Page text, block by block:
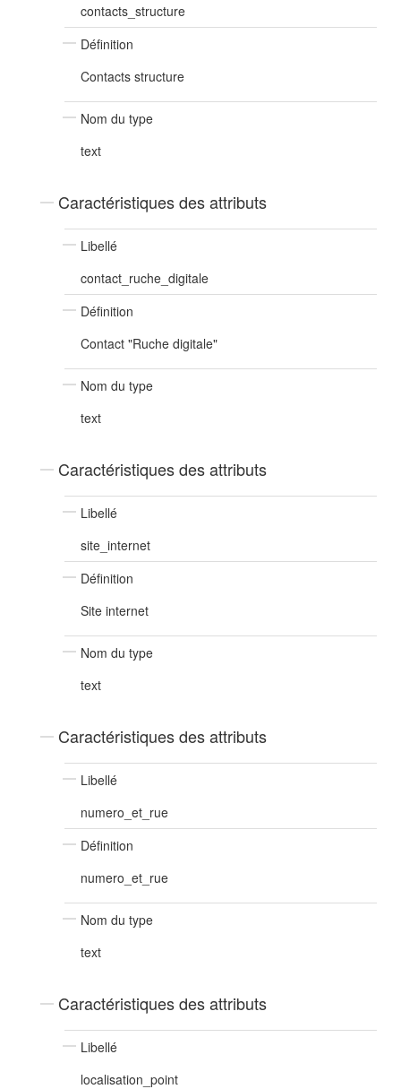
contacts_structure
Définition
Contacts structure
Nom du type
text
Caractéristiques des attributs
Libellé
contact_ruche_digitale
Définition
Contact "Ruche digitale"
Nom du type
text
Caractéristiques des attributs
Libellé
site_internet
Définition
Site internet
Nom du type
text
Caractéristiques des attributs
Libellé
numero_et_rue
Définition
numero_et_rue
Nom du type
text
Caractéristiques des attributs
Libellé
localisation_point